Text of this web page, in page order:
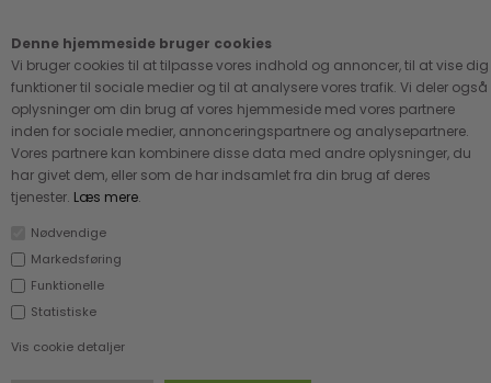
Denne hjemmeside bruger cookies
Vi bruger cookies til at tilpasse vores indhold og annoncer, til at vise dig
funktioner til sociale medier og til at analysere vores trafik. Vi deler også
oplysninger om din brug af vores hjemmeside med vores partnere
inden for sociale medier, annonceringspartnere og analysepartnere.
Vores partnere kan kombinere disse data med andre oplysninger, du
har givet dem, eller som de har indsamlet fra din brug af deres
tjenester. Læs mere.
Nødvendige
Markedsføring
Funktionelle
Statistiske
Vis cookie detaljer